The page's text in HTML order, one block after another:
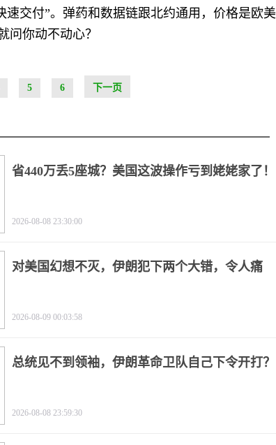
交付”。弹药和数据链跟北约通用，价格是欧美
问你动不动心？
5 6 下一页
省440万丢5座城？美国这波操作亏到姥姥家了！
2026-08-08 23:30:00
对美国幻想不灭，伊朗犯下两个大错，令人痛
2026-08-09 00:03:58
总统见不到领袖，伊朗革命卫队自己下令开打？
2026-08-08 23:59:30